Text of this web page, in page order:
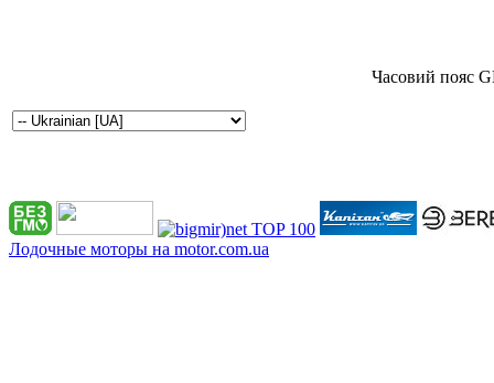
Часовий пояс
Лодочные моторы на motor.com.ua